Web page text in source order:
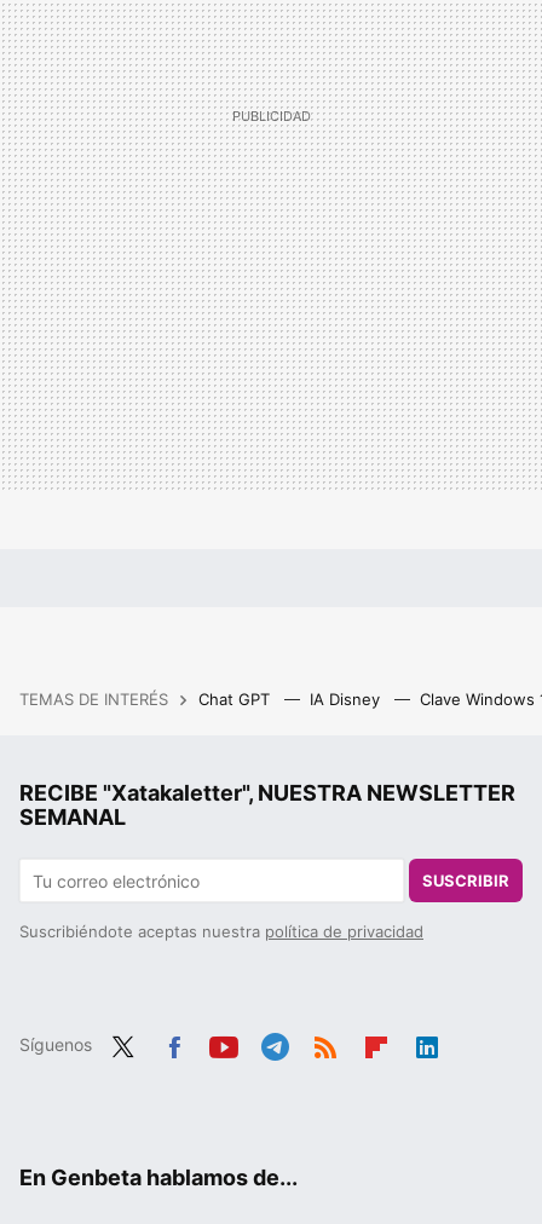
TEMAS DE INTERÉS Chat GPT IA Disney Clave Windows
RECIBE "Xatakaletter", NUESTRA NEWSLETTER
SEMANAL
SUSCRIBIR
Suscribiéndote aceptas nuestra política de privacidad
Síguenos
En Genbeta hablamos de...